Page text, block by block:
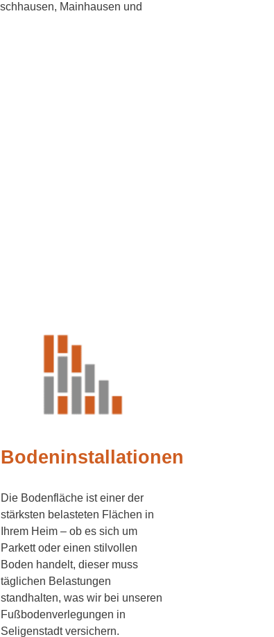
Bodeninstallationen
Die Bodenfläche ist einer der
stärksten belasteten Flächen in
Ihrem Heim – ob es sich um
Parkett oder einen stilvollen
Boden handelt, dieser muss
täglichen Belastungen
standhalten, was wir bei unseren
Fußbodenverlegungen in
Seligenstadt versichern.